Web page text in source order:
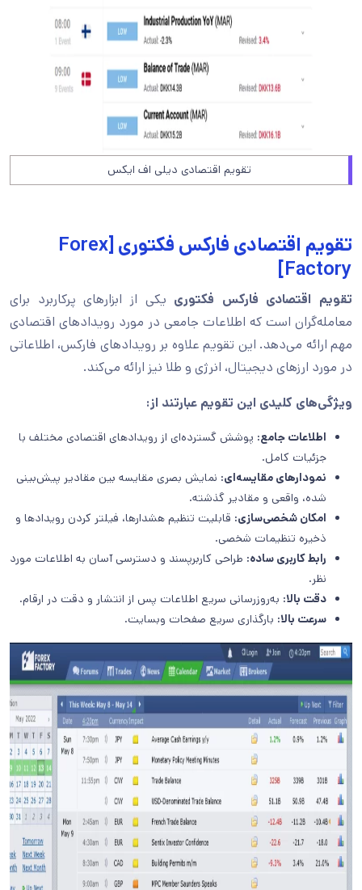
تقویم اقتصادی دیلی اف ایکس
تقویم اقتصادی فارکس فکتوری [Forex
Factory]
تقویم اقتصادی فارکس فکتوری یکی از ابزارهای پرکاربرد برای
معامله‌گران است که اطلاعات جامعی در مورد رویدادهای اقتصادی
مهم ارائه می‌دهد. این تقویم علاوه بر رویدادهای فارکس، اطلاعاتی
در مورد ارزهای دیجیتال، انرژی و طلا نیز ارائه می‌کند.
ویژگی‌های کلیدی این تقویم عبارتند از:
اطلاعات جامع: پوشش گسترده‌ای از رویدادهای اقتصادی مختلف با
جزئیات کامل.
نمودارهای مقایسه‌ای: نمایش بصری مقایسه بین مقادیر پیش‌بینی
شده، واقعی و مقادیر گذشته.
امکان شخصی‌سازی: قابلیت تنظیم هشدارها، فیلتر کردن رویدادها و
ذخیره تنظیمات شخصی.
رابط کاربری ساده: طراحی کاربرپسند و دسترسی آسان به اطلاعات مورد
نظر.
دقت بالا: به‌روزرسانی سریع اطلاعات پس از انتشار و دقت در ارقام.
سرعت بالا: بارگذاری سریع صفحات وبسایت.